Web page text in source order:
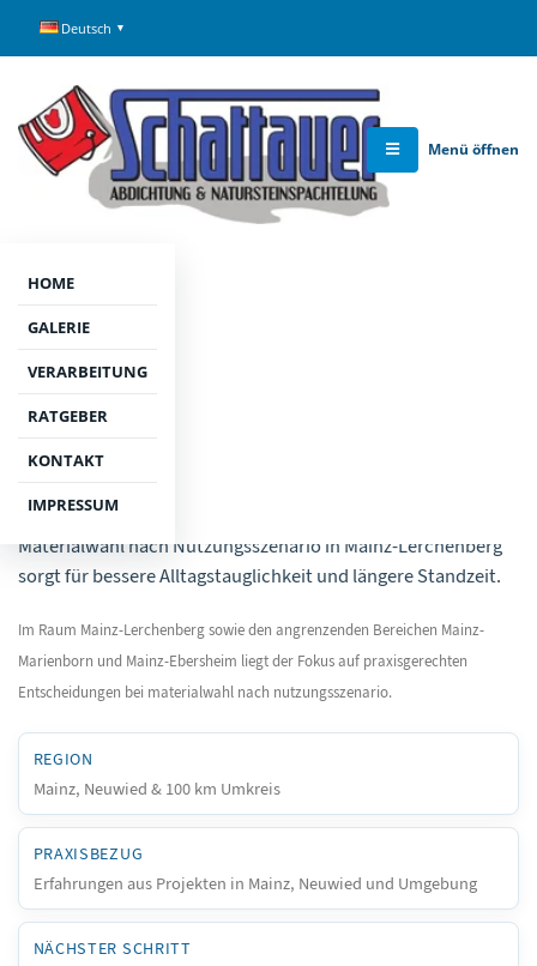
Deutsch
HOME
GALERIE
VERARBEITUNG
RATGEBER
KONTAKT
IMPRESSUM
Menü öffnen
NUTZUNGSSZENARIO IN MAINZ-LERCHENBERG
Materialwahl nach Nutzungsszenario in
Mainz-Lerchenberg: Leitfaden für
Auftraggeber
Materialwahl nach Nutzungsszenario in Mainz-Lerchenberg
sorgt für bessere Alltagstauglichkeit und längere Standzeit.
Im Raum Mainz-Lerchenberg sowie den angrenzenden Bereichen Mainz-
Marienborn und Mainz-Ebersheim liegt der Fokus auf praxisgerechten
Entscheidungen bei materialwahl nach nutzungsszenario.
REGION
Mainz, Neuwied & 100 km Umkreis
PRAXISBEZUG
Erfahrungen aus Projekten in Mainz, Neuwied und Umgebung
NÄCHSTER SCHRITT